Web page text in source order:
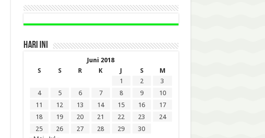
HARI INI
Juni 2018
S
S R K J S
M
1
2
3
4
5 6 7 8 9
10
11
12 13 14 15 16
17
18
19 20 21 22 23
24
25
26 27 28 29
30